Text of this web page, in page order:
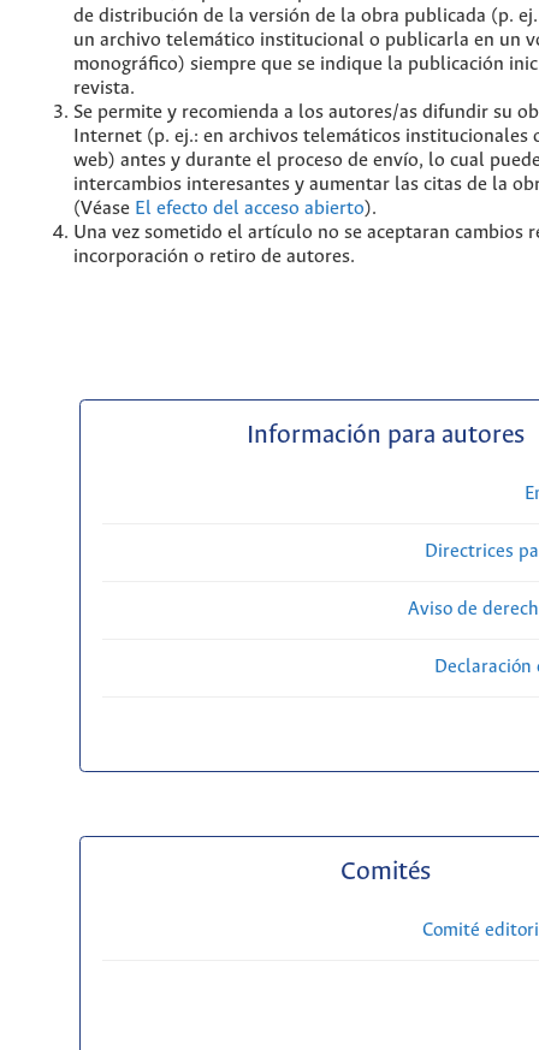
de distribución de la versión de la obra publicada (p.
un archivo telemático institucional o publicarla en un
monográfico) siempre que se indique la publicación
revista.
Se permite y recomienda a los autores/as difundir su
Internet (p. ej.: en archivos telemáticos institucionales
web) antes y durante el proceso de envío, lo cual
intercambios interesantes y aumentar las citas de la
(Véase El efecto del acceso abierto).
Una vez sometido el artículo no se aceptaran cambios
incorporación o retiro de autores.
Información para autores
Directrices
Aviso de
Comités
Comité